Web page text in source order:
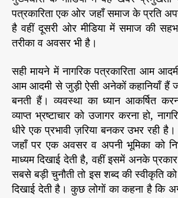
पत्रकारिता एक ओर जहाँ समाज के प्रति अपने
है वहीं दूसरी ओर मीडिया में समाज की
तरीका व अवसर भी है।
सही मायने में नागरिक पत्रकारिता आम
आम आदमी से जुड़ी ऐसी अनेकों कहानियाँ हैं
बनती हैं। व्यवस्था का ध्यान आकर्षित
व्याप्त भ्रष्टाचार को उजागर करना हो,
धीरे एक प्रभावी ज़रिया बनकर उभर रही है।
जहाँ पर एक अवसर व अपनी भूमिका को
माध्यम दिखाई देती है, वहीं इसमें अनके
सबसे बड़ी चुनौती तो इस शब्द की स्वीकृति
दिखाई देती है। कुछ लोगों का कहना है कि